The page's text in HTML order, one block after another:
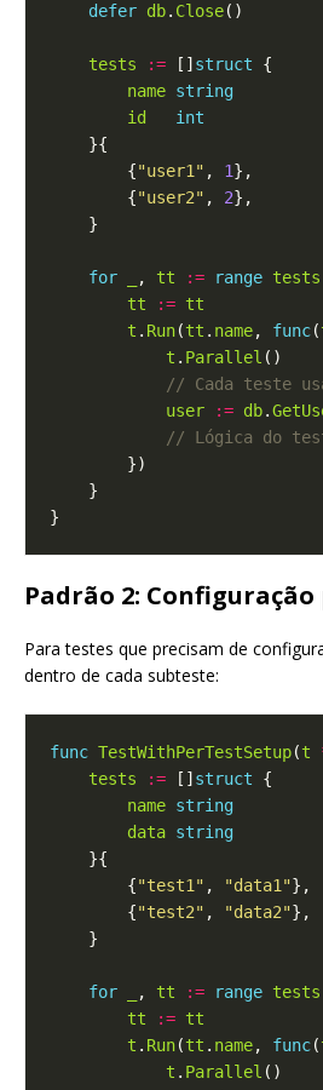
defer db. Close
tests := [] struct
name string
id
int
        {
"user1" , 1
        {
"user2" , 2
for , tt := range tests
tt
:= tt
t . Run(tt . name, func(
t . Parallel
user
:= db.
Padrão 2:
Para testes que precisam de
dentro de cada subteste:
func TestWithPerTestSetup(t
tests
:= [] struct
name string
data string
        {
"test1" , "data1"
        {
"test2" , "data2"
for , tt := range tests
tt
:= tt
t . Run(tt . name, func(
t . Parallel